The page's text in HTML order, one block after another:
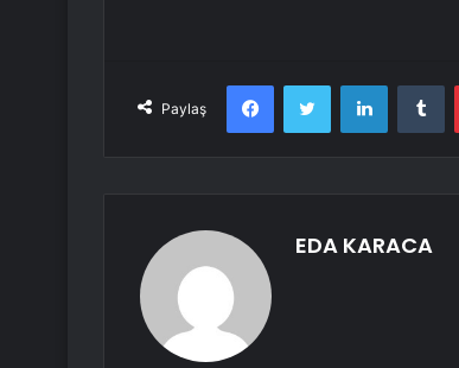
Paylaş
FacebookTwitter LinkedIn
EDA KARACA